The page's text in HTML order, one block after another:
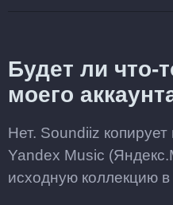
Будет ли что-
моего
Нет. Soundiiz
Yandex Music
исходную коллекцию